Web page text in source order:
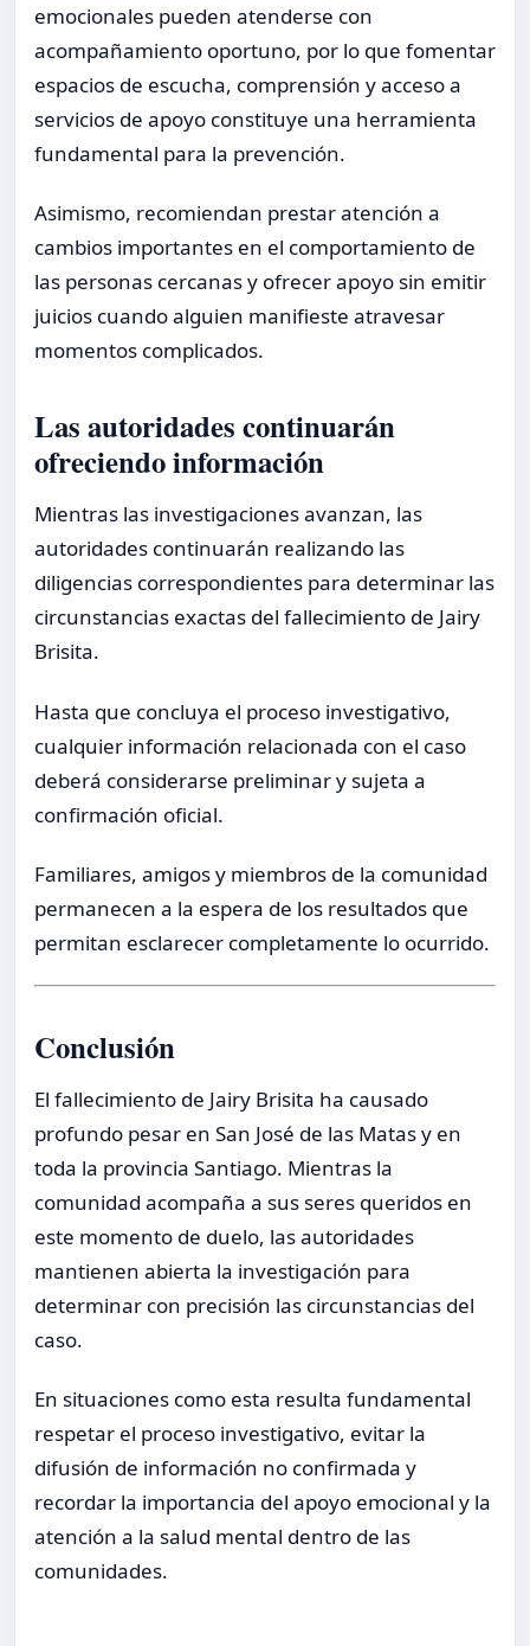
emocionales pueden atenderse con
acompañamiento oportuno, por lo que fomentar
espacios de escucha, comprensión y acceso a
servicios de apoyo constituye una herramienta
fundamental para la prevención.
Asimismo, recomiendan prestar atención a
cambios importantes en el comportamiento de
las personas cercanas y ofrecer apoyo sin emitir
juicios cuando alguien manifieste atravesar
momentos complicados.
Las autoridades continuarán
ofreciendo información
Mientras las investigaciones avanzan, las
autoridades continuarán realizando las
diligencias correspondientes para determinar las
circunstancias exactas del fallecimiento de Jairy
Brisita.
Hasta que concluya el proceso investigativo,
cualquier información relacionada con el caso
deberá considerarse preliminar y sujeta a
confirmación oficial.
Familiares, amigos y miembros de la comunidad
permanecen a la espera de los resultados que
permitan esclarecer completamente lo ocurrido.
Conclusión
El fallecimiento de Jairy Brisita ha causado
profundo pesar en San José de las Matas y en
toda la provincia Santiago. Mientras la
comunidad acompaña a sus seres queridos en
este momento de duelo, las autoridades
mantienen abierta la investigación para
determinar con precisión las circunstancias del
caso.
En situaciones como esta resulta fundamental
respetar el proceso investigativo, evitar la
difusión de información no confirmada y
recordar la importancia del apoyo emocional y la
atención a la salud mental dentro de las
comunidades.